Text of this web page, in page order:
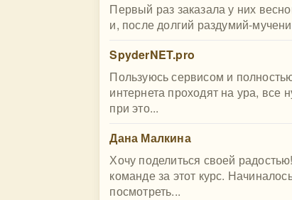
Первый раз заказала у них
и, после долгий раздумий-
SpyderNET.pro
Пользуюсь сервисом и
интернета проходят на ура,
при это...
Дана Малкина
Хочу поделиться своей
команде за этот курс.
посмотреть...